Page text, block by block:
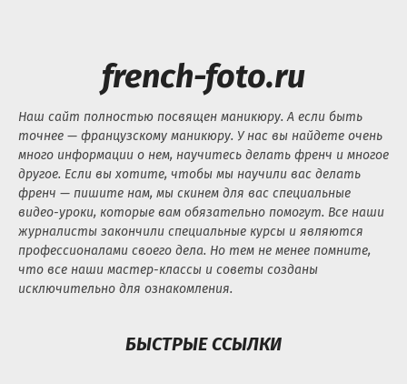
french-foto.ru
Наш сайт полностью посвящен маникюру. А если быть
точнее — французскому маникюру. У нас вы найдете очень
много информации о нем, научитесь делать френч и многое
другое. Если вы хотите, чтобы мы научили вас делать
френч — пишите нам, мы скинем для вас специальные
видео-уроки, которые вам обязательно помогут. Все наши
журналисты закончили специальные курсы и являются
профессионалами своего дела. Но тем не менее помните,
что все наши мастер-классы и советы созданы
исключительно для ознакомления.
БЫСТРЫЕ ССЫЛКИ